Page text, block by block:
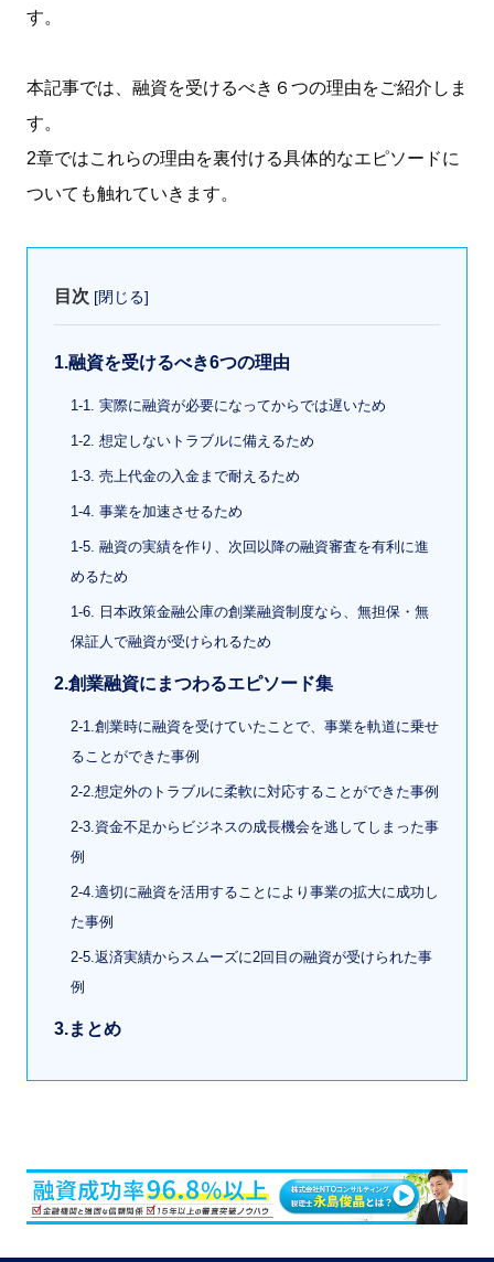
す。
本記事では、融資を受けるべき６つの理由をご紹介しま
す。
2章ではこれらの理由を裏付ける具体的なエピソードに
ついても触れていきます。
目次 [閉じる]
1.融資を受けるべき6つの理由
1-1. 実際に融資が必要になってからでは遅いため
1-2. 想定しないトラブルに備えるため
1-3. 売上代金の入金まで耐えるため
1-4. 事業を加速させるため
1-5. 融資の実績を作り、次回以降の融資審査を有利に進
めるため
1-6. 日本政策金融公庫の創業融資制度なら、無担保・無
保証人で融資が受けられるため
2.創業融資にまつわるエピソード集
2-1.創業時に融資を受けていたことで、事業を軌道に乗せ
ることができた事例
2-2.想定外のトラブルに柔軟に対応することができた事例
2-3.資金不足からビジネスの成長機会を逃してしまった事
例
2-4.適切に融資を活用することにより事業の拡大に成功し
た事例
2-5.返済実績からスムーズに2回目の融資が受けられた事
例
3.まとめ